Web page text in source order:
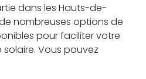
dans les Hauts-de-
nombreuses options de
pour faciliter votre
Vous pouvez